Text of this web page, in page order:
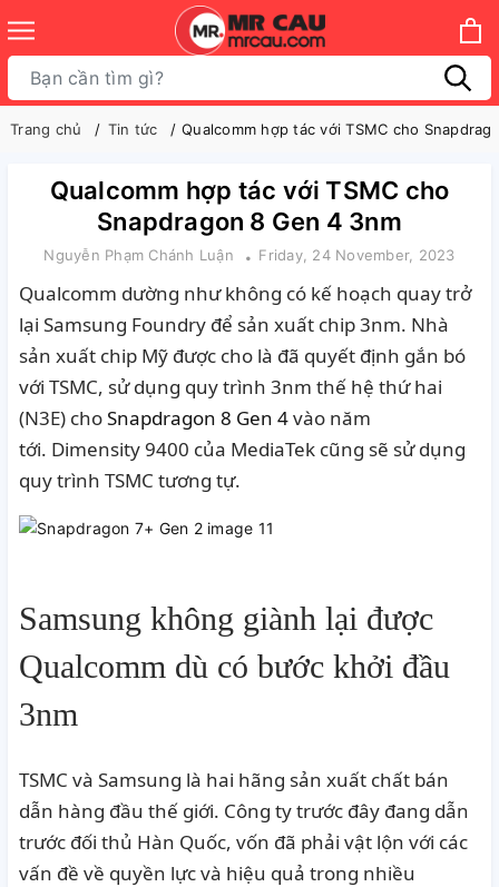
Trang chủ Tin tức Qualcomm hợp tác với TSMC cho
Qualcomm hợp tác với TSMC cho
Snapdragon 8 Gen 4 3nm
Nguyễn Phạm Chánh Luận Friday, 24 November, 2023
Qualcomm dường như không có kế hoạch quay trở
lại Samsung Foundry để sản xuất chip 3nm. Nhà
sản xuất chip Mỹ được cho là đã quyết định gắn bó
với TSMC, sử dụng quy trình 3nm thế hệ thứ hai
(N3E) choSnapdragon 8 Gen 4vào năm
tới. Dimensity 9400 của MediaTek cũng sẽ sử dụng
quy trình TSMC tương tự.
Samsung không giành lại được
Qualcomm dù có bước khởi đầu
3nm
TSMC và Samsung là hai hãng sản xuất chất bán
dẫn hàng đầu thế giới. Công ty trước đây đang dẫn
trước đối thủ Hàn Quốc, vốn đã phải vật lộn với các
vấn đề về quyền lực và hiệu quả trong nhiều